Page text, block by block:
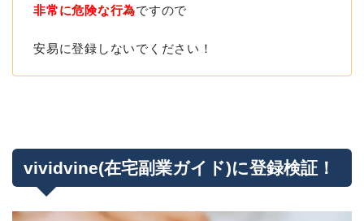
非常に危険な行為ですので
安易に登録しないでください！
vividvine(在宅副業ガイド)に登録検証！